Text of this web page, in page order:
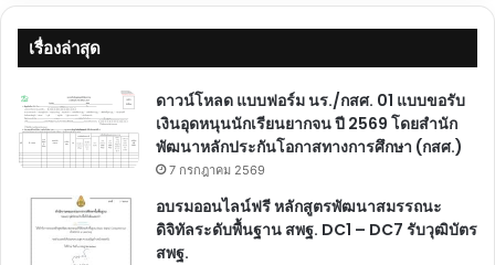
เรื่องล่าสุด
ดาวน์โหลด แบบฟอร์ม นร./กสศ. 01 แบบขอรับ
เงินอุดหนุนนักเรียนยากจน ปี 2569 โดยสำนัก
พัฒนาหลักประกันโอกาสทางการศึกษา (กสศ.)
7 กรกฎาคม 2569
อบรมออนไลน์ฟรี หลักสูตรพัฒนาสมรรถนะ
ดิจิทัลระดับพื้นฐาน สพฐ. DC1 – DC7 รับวุฒิบัตร
สพฐ.